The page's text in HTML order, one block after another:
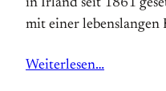
in Irland seit 1861
mit einer lebens­langen
Weiterlesen…